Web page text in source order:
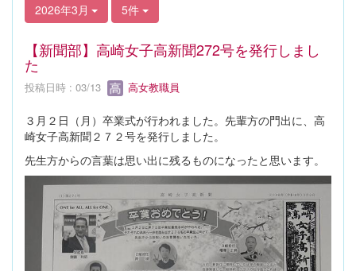
2026年3月 5件
【新聞部】高崎女子高新聞272号を発行しまし
た
投稿日時 : 03/13 高女教職員
３月２日（月）卒業式が行われました。先輩方の門出に、高
崎女子高新聞２７２号を発行しました。
先生方からの言葉は思い出に残るものになったと思います。